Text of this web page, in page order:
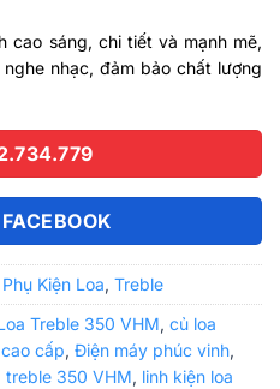
cao sáng, chi tiết và mạnh mẽ,
nhạc, đảm bảo chất lượng
Phụ Kiện Loa, Treble
Treble 350 VHM, củ loa
cấp, Điện máy phúc vinh,
treble 350 VHM, linh kiện loa